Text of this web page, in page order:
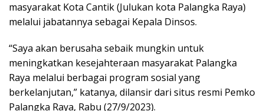
masyarakat Kota Cantik (Julukan kota Palangka Raya)
melalui jabatannya sebagai Kepala Dinsos.
“Saya akan berusaha sebaik mungkin untuk
meningkatkan kesejahteraan masyarakat Palangka
Raya melalui berbagai program sosial yang
berkelanjutan,” katanya, dilansir dari situs resmi Pemko
Palangka Raya, Rabu (27/9/2023).